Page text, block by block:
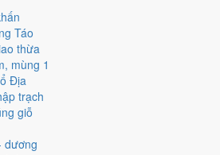
Táo
thừa
mùng 1
Địa
trạch
giỗ
dương
nay ở
lợi.
hàng
hôm nay ở
gây bất lợi.